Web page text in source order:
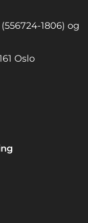
(556724-1806) og
Oslo